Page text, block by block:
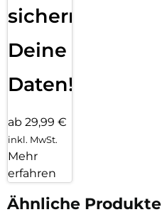
sichern
Deine
Daten!
ab 29,99 €
inkl. MwSt.
Mehr
erfahren
Ähnliche Produkte